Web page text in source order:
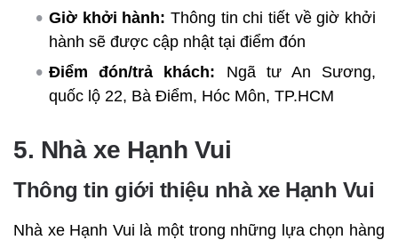
Giờ khởi hành: Thông tin chi tiết về giờ khởi
hành sẽ được cập nhật tại điểm đón
Điểm đón/trả khách: Ngã tư An Sương,
quốc lộ 22, Bà Điểm, Hóc Môn, TP.HCM
5. Nhà xe Hạnh Vui
Thông tin giới thiệu nhà xe Hạnh Vui
Nhà xe Hạnh Vui là một trong những lựa chọn hàng